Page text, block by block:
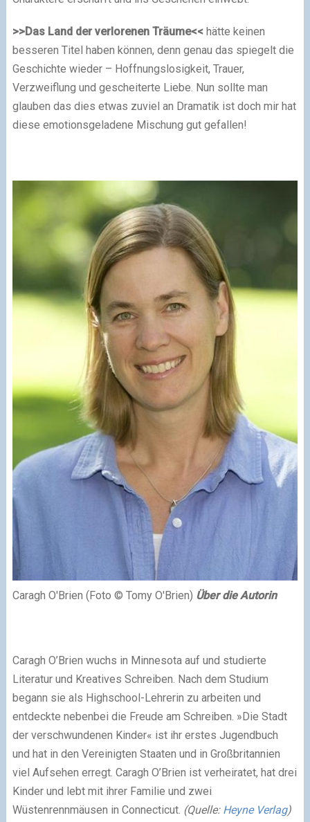
>>Das Land der verlorenen Träume<< hätte keinen
besseren Titel haben können, denn genau das spiegelt die
Geschichte wieder – Hoffnungslosigkeit, Trauer,
Verzweiflung und gescheiterte Liebe. Nun sollte man
glauben das dies etwas zuviel an Dramatik ist doch mir hat
diese emotionsgeladene Mischung gut gefallen!
Caragh O'Brien (Foto © Tomy O'Brien) Über die Autorin
Caragh O’Brien wuchs in Minnesota auf und studierte
Literatur und Kreatives Schreiben. Nach dem Studium
begann sie als Highschool-Lehrerin zu arbeiten und
entdeckte nebenbei die Freude am Schreiben. »Die Stadt
der verschwundenen Kinder« ist ihr erstes Jugendbuch
und hat in den Vereinigten Staaten und in Großbritannien
viel Aufsehen erregt. Caragh O’Brien ist verheiratet, hat drei
Kinder und lebt mit ihrer Familie und zwei
Wüstenrennmäusen in Connecticut. (Quelle: Heyne Verlag)